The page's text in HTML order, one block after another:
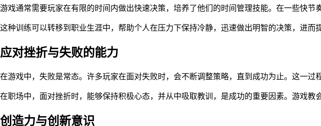
游戏通常需要玩家在有限的时间内做出快速决策，培养了他们的时间管理技能。在一些快
这种训练可以转移到职业生涯中，帮助个人在压力下保持冷静，迅速做出明智的决策，进而
应对挫折与失败的能力
在游戏中，失败是常态。许多玩家在面对失败时，会不断调整策略，直到成功为止。这一过
在职场中，面对挫折时，能够保持积极心态，并从中吸取教训，是成功的重要因素。游戏教
创造力与创新意识